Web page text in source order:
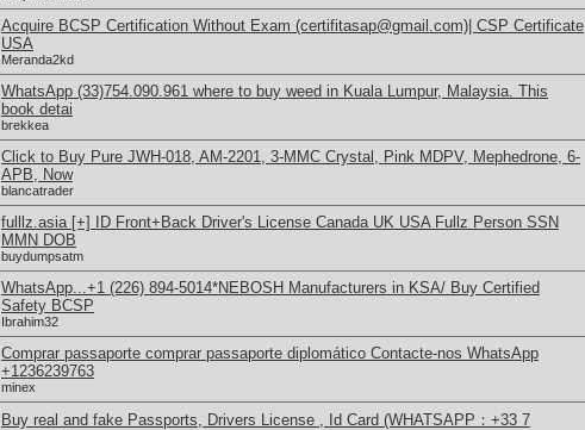
Acquire BCSP Certification Without Exam (certifitasap@gmail.com)| CSP Certificate
USA
Meranda2kd
WhatsApp (33)754.090.961 where to buy weed in Kuala Lumpur, Malaysia. This
book detai
brekkea
Click to Buy Pure JWH-018, AM-2201, 3-MMC Crystal, Pink MDPV, Mephedrone, 6-
APB, Now
blancatrader
fulllz.asia [+] ID Front+Back Driver's License Canada UK USA Fullz Person SSN
MMN DOB
buydumpsatm
WhatsApp...+1 (226) 894-5014*NEBOSH Manufacturers in KSA/ Buy Certified
Safety BCSP
Ibrahim32
Comprar passaporte comprar passaporte diplomático Contacte-nos WhatsApp
+1236239763
minex
Buy real and fake Passports, Drivers License , Id Card (WHATSAPP：+33 7